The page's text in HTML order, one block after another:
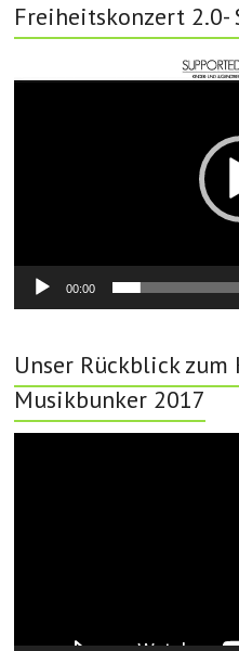
Freiheitskonzert 2.0-
Player
00:00
Unser Rückblick
Musikbunker 2017